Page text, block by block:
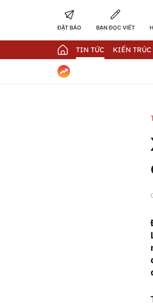
ĐẶT BÁO BẠN ĐỌC VIẾT
TIN TỨC KIẾN